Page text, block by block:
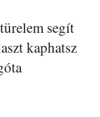
segít
kaphatsz